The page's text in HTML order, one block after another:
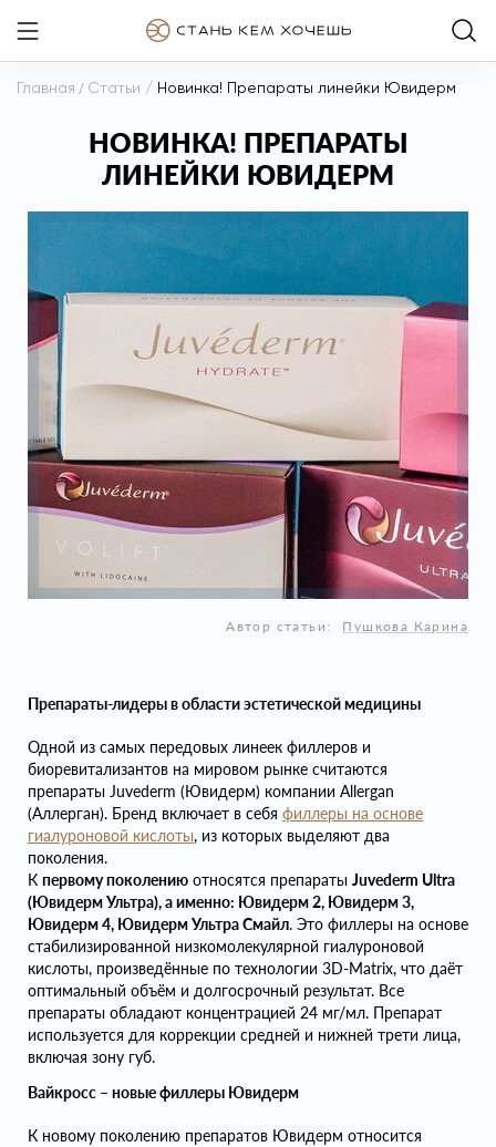
Главная / Статьи / Новинка! Препараты линейки Ювидерм
НОВИНКА! ПРЕПАРАТЫ
ЛИНЕЙКИ ЮВИДЕРМ
Автор статьи: Пушкова Карина
Препараты-лидеры в области эстетической медицины
Одной из самых передовых линеек филлеров и
биоревитализантов на мировом рынке считаются
препараты Juvederm (Ювидерм) компании Allergan
(Аллерган). Бренд включает в себя филлеры на основе
гиалуроновой кислоты, из которых выделяют два
поколения.
К первому поколению относятся препараты Juvederm Ultra
(Ювидерм Ультра), а именно: Ювидерм 2, Ювидерм 3,
Ювидерм 4, Ювидерм Ультра Смайл. Это филлеры на основе
стабилизированной низкомолекулярной гиалуроновой
кислоты, произведённые по технологии 3D-Matrix, что даёт
оптимальный объём и долгосрочный результат. Все
препараты обладают концентрацией 24 мг/мл. Препарат
используется для коррекции средней и нижней трети лица,
включая зону губ.
Вайкросс – новые филлеры Ювидерм
К новому поколению препаратов Ювидерм относится